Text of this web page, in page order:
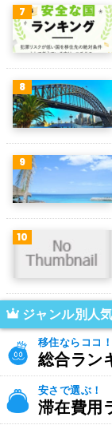
ジャンル別人
移住ならココ！
総合ラン
安さで選ぶ！
滞在費用